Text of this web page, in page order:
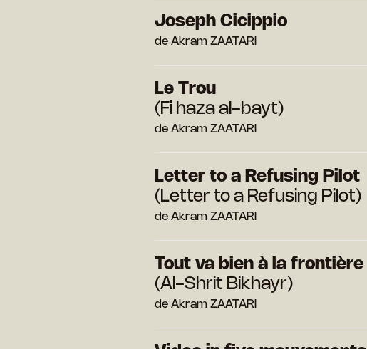
Joseph Cicippio
de Akram ZAATARI
Le Trou
(Fi haza al-bayt)
de Akram ZAATARI
Letter to a Refusing Pilot
(Letter to a Refusing Pilot)
de Akram ZAATARI
Tout va bien à la frontière
(Al-Shrit Bikhayr)
de Akram ZAATARI